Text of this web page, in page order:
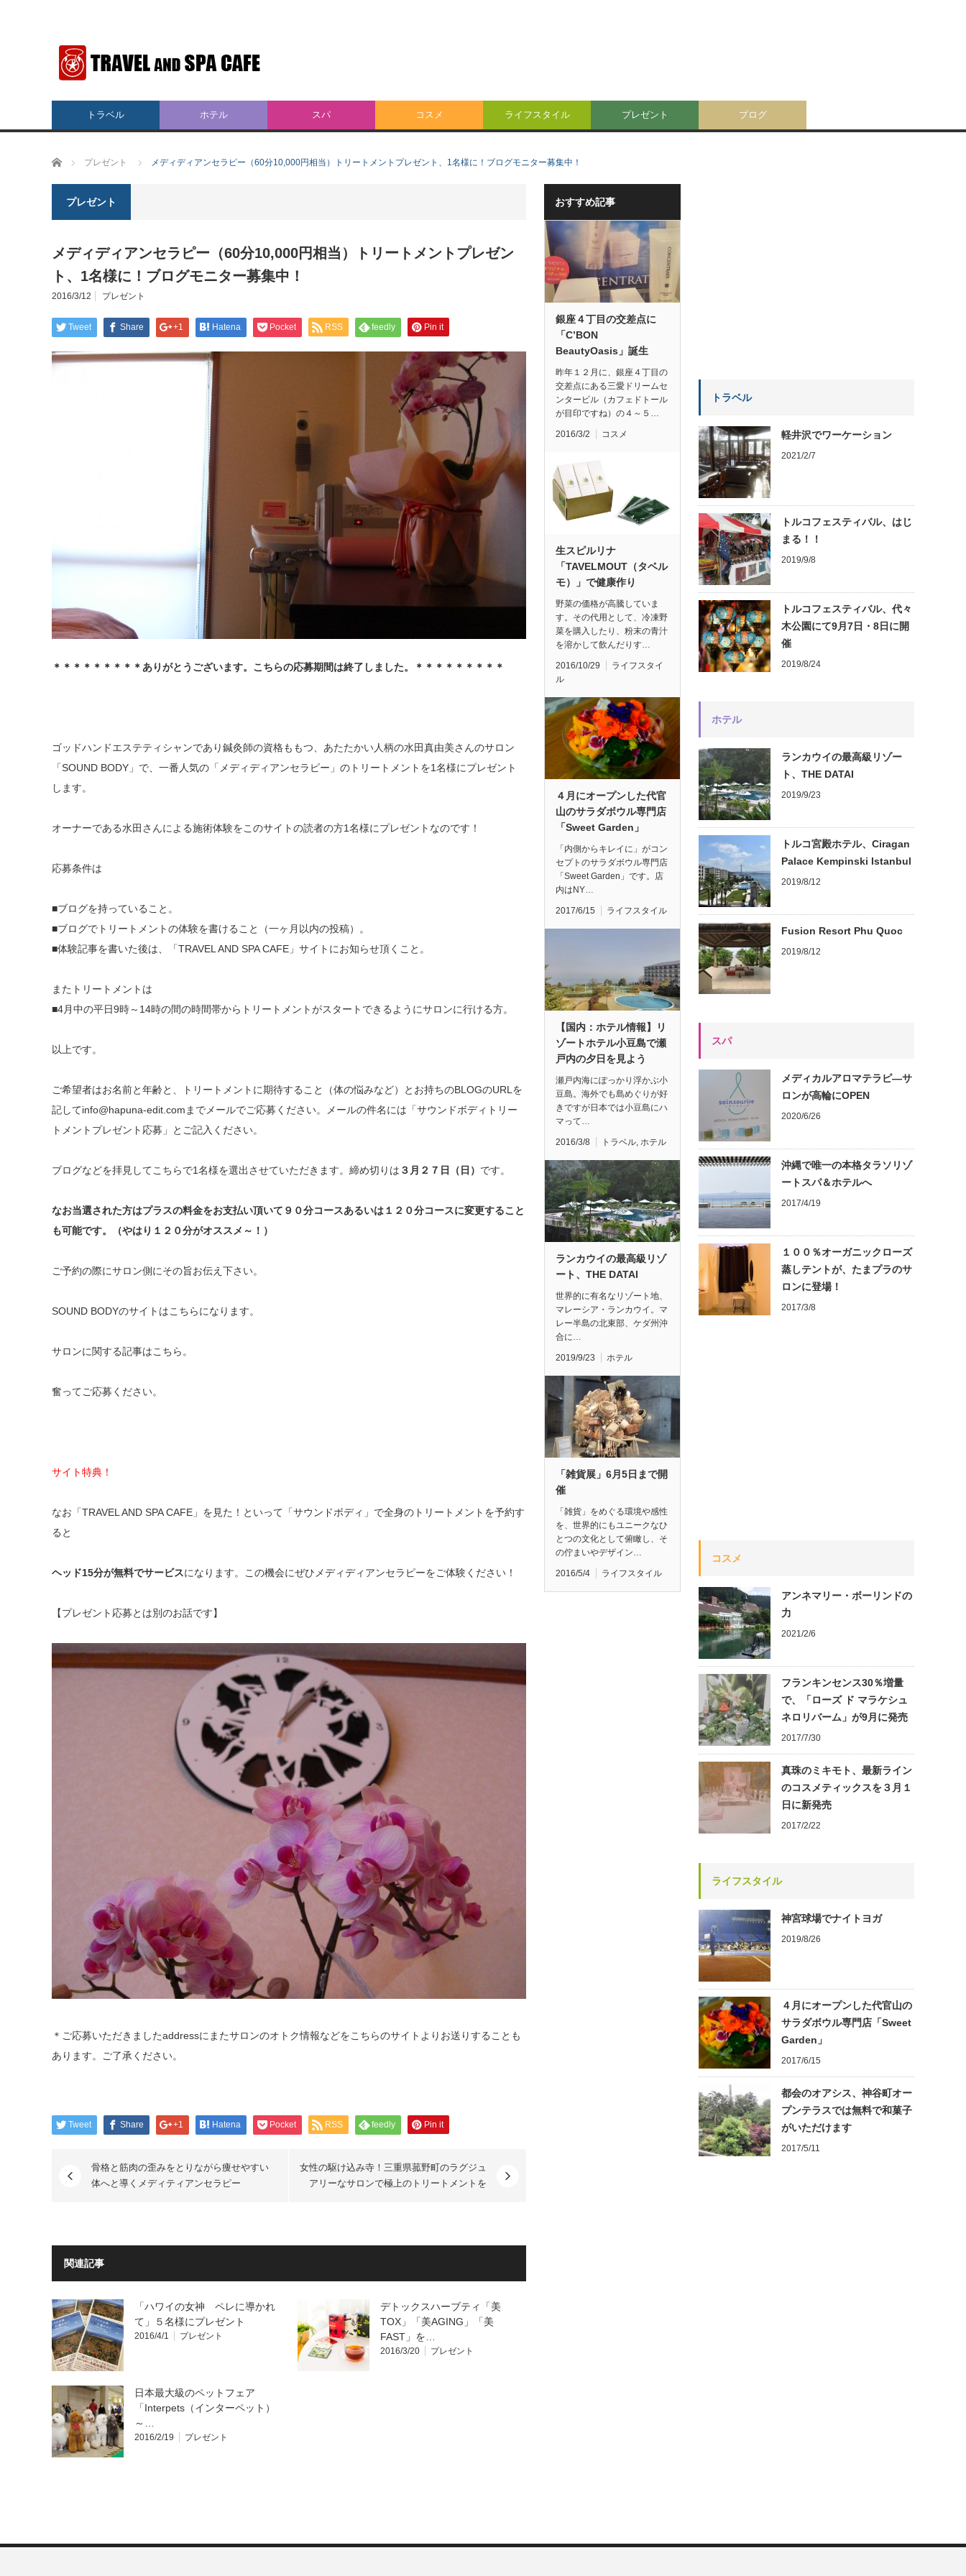
トラベル ホテル スパ コスメ ライフスタイル プレゼント ブログ
ホーム プレゼント メディディアンセラピー（60分10,000円相当）トリートメントプレゼント、1名様に！ブログモニター募集中！
プレゼント
メディディアンセラピー（60分10,000円相当）トリートメントプレゼン
ト、1名様に！ブログモニター募集中！
2016/3/12 プレゼント
Tweet Share +1 Hatena Pocket RSS feedly Pin it
＊＊＊＊＊＊＊＊＊ありがとうございます。こちらの応募期間は終了しました。＊＊＊＊＊＊＊＊＊
ゴッドハンドエステティシャンであり鍼灸師の資格ももつ、あたたかい人柄の水田真由美さんのサロン
「SOUND BODY」で、一番人気の「メディディアンセラピー」のトリートメントを1名様にプレゼント
します。
オーナーである水田さんによる施術体験をこのサイトの読者の方1名様にプレゼントなのです！
応募条件は
■ブログを持っていること。
■ブログでトリートメントの体験を書けること（一ヶ月以内の投稿）。
■体験記事を書いた後は、「TRAVEL AND SPA CAFE」サイトにお知らせ頂くこと。
またトリートメントは
■4月中の平日9時～14時の間の時間帯からトリートメントがスタートできるようにサロンに行ける方。
以上です。
ご希望者はお名前と年齢と、トリートメントに期待すること（体の悩みなど）とお持ちのBLOGのURLを
記してinfo@hapuna-edit.comまでメールでご応募ください。メールの件名には「サウンドボディトリー
トメントプレゼント応募」とご記入ください。
ブログなどを拝見してこちらで1名様を選出させていただきます。締め切りは ３月２７日（日） です。
なお当選された方はプラスの料金をお支払い頂いて９０分コースあるいは１２０分コースに変更すること
も可能です。（やはり１２０分がオススメ～！）
ご予約の際にサロン側にその旨お伝え下さい。
SOUND BODYのサイトはこちらになります。
サロンに関する記事はこちら 。
奮ってご応募ください。
サイト特典！
なお「TRAVEL AND SPA CAFE」を見た！といって「サウンドボディ」で全身のトリートメントを予約す
ると
ヘッド15分が無料でサービスになります。この機会にぜひメディディアンセラピーをご体験ください！
【プレゼント応募とは別のお話です】
＊ご応募いただきましたaddressにまたサロンのオトク情報などをこちらのサイトよりお送りすることも
あります。ご了承ください。
Tweet Share +1 Hatena Pocket RSS feedly Pin it
骨格と筋肉の歪みをとりながら痩せやすい
体へと導くメディティアンセラピー
女性の駆け込み寺！三重県菰野町のラグジュ
アリーなサロンで極上のトリートメントを
関連記事
「ハワイの女神 ペレに導かれ
て」５名様にプレゼント
2016/4/1 プレゼント
デトックスハーブティ「美
TOX」「美AGING」「美
FAST」を…
2016/3/20 プレゼント
日本最大級のペットフェア
「Interpets（インターペット）
～…
2016/2/19 プレゼント
おすすめ記事
銀座４丁目の交差点に
「C’BON
BeautyOasis」誕生
昨年１２月に、銀座４丁目の
交差点にある三愛ドリームセ
ンタービル（カフェドトール
が目印ですね）の４～５…
2016/3/2 コスメ
生スピルリナ
「TAVELMOUT（タベル
モ）」で健康作り
野菜の価格が高騰していま
す。その代用として、冷凍野
菜を購入したり、粉末の青汁
を溶かして飲んだりす…
2016/10/29
ライフスタイ
ル
４月にオープンした代官
山のサラダボウル専門店
「Sweet Garden」
「内側からキレイに」がコン
セプトのサラダボウル専門店
「Sweet Garden」です。店
内はNY…
2017/6/15 ライフスタイル
【国内：ホテル情報】リ
ゾートホテル小豆島で瀬
戸内の夕日を見よう
瀬戸内海にぽっかり浮かぶ小
豆島。海外でも島めぐりが好
きですが日本では小豆島にハ
マって…
2016/3/8 トラベル ホテル
ランカウイの最高級リゾ
ート、THE DATAI
世界的に有名なリゾート地、
マレーシア・ランカウイ。マ
レー半島の北東部、ケダ州沖
合に…
2019/9/23 ホテル
「雑貨展」6月5日まで開
催
「雑貨」をめぐる環境や感性
を、世界的にもユニークなひ
とつの文化として俯瞰し、そ
の佇まいやデザイン…
2016/5/4 ライフスタイル
トラベル
軽井沢でワーケーション
2021/2/7
トルコフェスティバル、はじ
まる！！
2019/9/8
トルコフェスティバル、代々
木公園にて9月7日・8日に開
催
2019/8/24
ホテル
ランカウイの最高級リゾー
ト、THE DATAI
2019/9/23
トルコ宮殿ホテル、Ciragan
Palace Kempinski Istanbul
2019/8/12
Fusion Resort Phu Quoc
2019/8/12
スパ
メディカルアロマテラピ―サ
ロンが高輪にOPEN
2020/6/26
沖縄で唯一の本格タラソリゾ
ートスパ＆ホテルへ
2017/4/19
１００％オーガニックローズ
蒸しテントが、たまプラのサ
ロンに登場！
2017/3/8
コスメ
アンネマリー・ボーリンドの
力
2021/2/6
フランキンセンス30％増量
で、「ローズ ド マラケシュ
ネロリバーム」が9月に発売
2017/7/30
真珠のミキモト、最新ライン
のコスメティックスを３月１
日に新発売
2017/2/22
ライフスタイル
神宮球場でナイトヨガ
2019/8/26
４月にオープンした代官山の
サラダボウル専門店「Sweet
Garden」
2017/6/15
都会のオアシス、神谷町オー
プンテラスでは無料で和菓子
がいただけます
2017/5/11